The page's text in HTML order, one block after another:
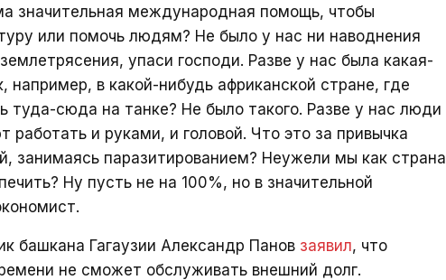
значительная международная помощь, чтобы
или помочь людям? Не было у нас ни наводнения
упаси господи. Разве у нас была какая-
например, в какой-нибудь африканской стране, где
туда-сюда на танке? Не было такого. Разве у нас люди
и руками, и головой. Что это за привычка
занимаясь паразитированием? Неужели мы как страна
Ну пусть не на 100%, но в значительной
башкана Гагаузии Александр Панов заявил, что
не сможет обслуживать внешний долг.